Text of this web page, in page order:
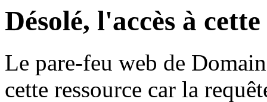
Désolé, l'accès à
Le pare-feu web de
cette ressource car la